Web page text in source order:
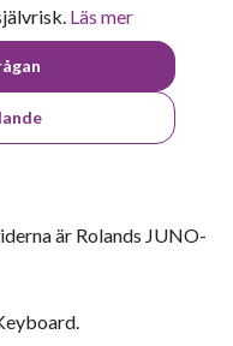
Läs mer
är Rolands JUNO-